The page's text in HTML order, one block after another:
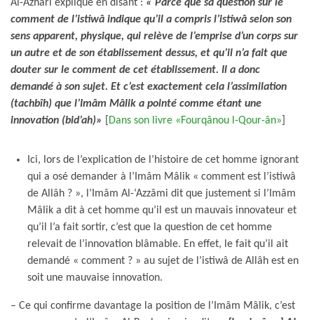
Al-Azhari explique en disant : « Parce que sa question sur le
comment de l’istiwâ indique qu’il a compris l’istiwâ selon son
sens apparent, physique, qui relève de l’emprise d’un corps sur
un autre et de son établissement dessus, et qu’il n’a fait que
douter sur le comment de cet établissement. Il a donc
demandé à son sujet. Et c’est exactement cela l’assimilation
(tachbîh) que l’Imâm Mâlik a pointé comme étant une
innovation (bid’ah)»
Dans son livre «Fourqânou l-Qour-ân»
Ici, lors de l’explication de l’histoire de cet homme ignorant
qui a osé demander à l’Imâm Mâlik « comment est l’istiwâ
de Allâh ? », l’Imâm Al-‘Azzâmi dit que justement si l’Imâm
Mâlik a dit à cet homme qu’il est un mauvais innovateur et
qu’il l’a fait sortir, c’est que la question de cet homme
relevait de l’innovation blâmable. En effet, le fait qu’il ait
demandé « comment ? » au sujet de l’istiwâ de Allâh est en
soit une mauvaise innovation.
– Ce qui confirme davantage la position de l’Imâm Mâlik, c’est